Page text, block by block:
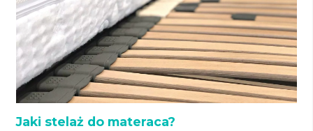
Jaki stelaż do materaca?